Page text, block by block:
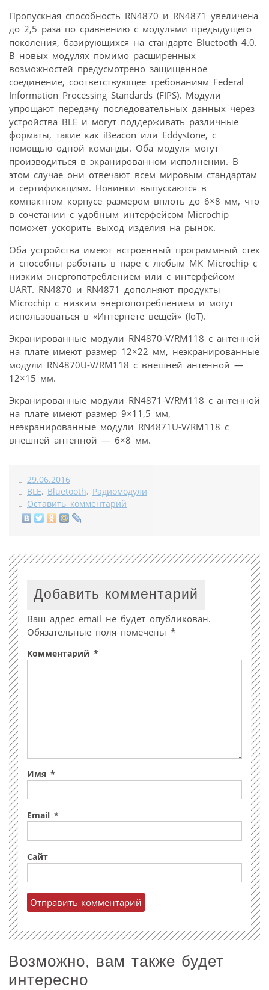
Пропускная способность RN4870 и RN4871 увеличена
до 2,5 раза по сравнению с модулями предыдущего
поколения, базирующихся на стандарте Bluetooth 4.0.
В новых модулях помимо расширенных
возможностей предусмотрено защищенное
соединение, соответствующее требованиям Federal
Information Processing Standards (FIPS). Модули
упрощают передачу последовательных данных через
устройства BLE и могут поддерживать различные
форматы, такие как iBeacon или Eddystone, с
помощью одной команды. Оба модуля могут
производиться в экранированном исполнении. В
этом случае они отвечают всем мировым стандартам
и сертификациям. Новинки выпускаются в
компактном корпусе размером вплоть до 6×8 мм, что
в сочетании с удобным интерфейсом Microchip
поможет ускорить выход изделия на рынок.
Оба устройства имеют встроенный программный стек
и способны работать в паре с любым МК Microchip с
низким энергопотреблением или с интерфейсом
UART. RN4870 и RN4871 дополняют продукты
Microchip с низким энергопотреблением и могут
использоваться в «Интернете вещей» (IoT).
Экранированные модули RN4870-V/RM118 с антенной
на плате имеют размер 12×22 мм, неэкранированные
модули RN4870U-V/RM118 с внешней антенной —
12×15 мм.
Экранированные модули RN4871-V/RM118 с антенной
на плате имеют размер 9×11,5 мм,
неэкранированные модули RN4871U-V/RM118 с
внешней антенной — 6×8 мм.
29.06.2016
BLE, Bluetooth, Радиомодули
Оставить комментарий
Добавить комментарий
Ваш адрес email не будет опубликован.
Обязательные поля помечены *
Комментарий *
Имя *
Email *
Сайт
Возможно, вам также будет
интересно